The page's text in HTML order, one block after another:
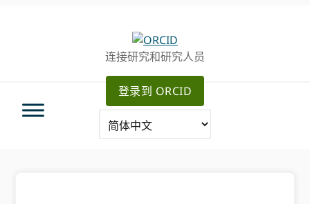
连接研究和研究人员
登录到 ORCID